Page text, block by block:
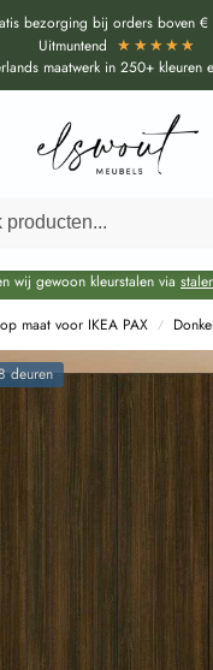
bezorging bij orders boven €
Uitmuntend ★★★★★
maatwerk in 250+ kleuren
geldt voor alle collecties
circa 3-4 weken bovenop de
wij gewoon kleurstalen via
maat voor IKEA PAX /
deuren